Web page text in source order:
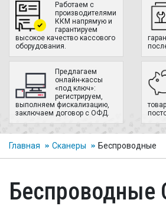
Работаем с
производителями
ККМ напрямую и
гарантируем
высокое качество кассового
оборудования.
Предлагаем
онлайн-кассы
«под ключ»:
регистрируем,
выполняем фискализацию,
заключаем договор с ОФД.
Главная Сканеры Беспроводные
Беспроводные